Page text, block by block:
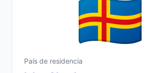
País de residencia